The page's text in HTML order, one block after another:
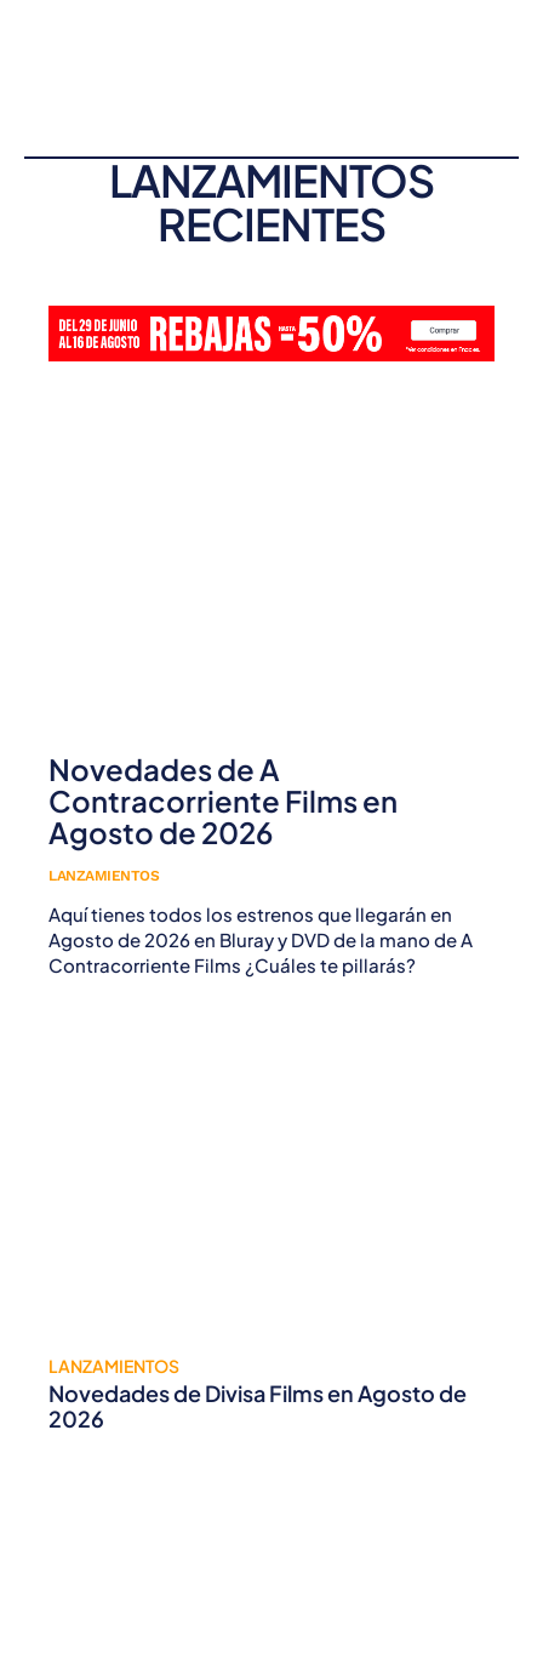
LANZAMIENTOS
RECIENTES
Novedades de A
Contracorriente Films en
Agosto de 2026
LANZAMIENTOS
Aquí tienes todos los estrenos que llegarán en
Agosto de 2026 en Bluray y DVD de la mano de A
Contracorriente Films ¿Cuáles te pillarás?
LANZAMIENTOS
Novedades de Divisa Films en Agosto de
2026